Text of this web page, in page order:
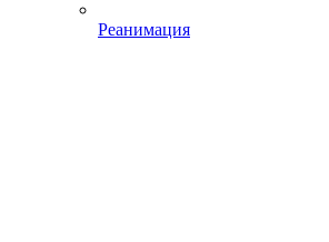
Реанимация